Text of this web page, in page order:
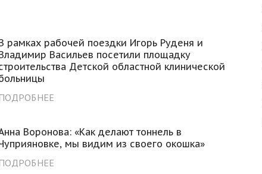
рамках рабочей поездки Игорь Руденя и
Васильев посетили площадку
Детской областной клинической
Воронова: «Как делают тоннель в
мы видим из своего окошка»